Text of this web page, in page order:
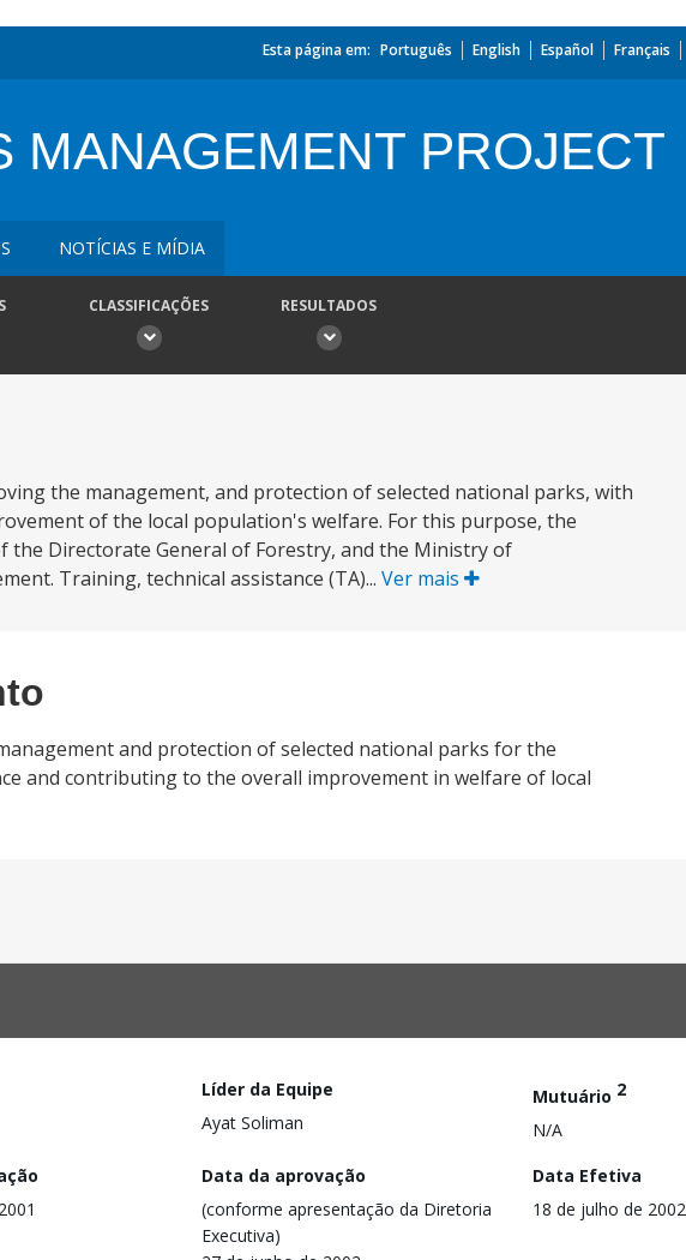
Esta página em: Português English Español Français
MANAGEMENT PROJECT
NOTÍCIAS E MÍDIA
CLASSIFICAÇÕES RESULTADOS
the management, and protection of selected national parks, with
of the local population's welfare. For this purpose, the
Directorate General of Forestry, and the Ministry of
Training, technical assistance (TA)... Ver mais
and protection of selected national parks for the
and contributing to the overall improvement in welfare of local
Líder da Equipe
Ayat Soliman
Mutuário 2
N/A
Data da aprovação
(conforme apresentação da Diretoria
Executiva)
Data Efetiva
18 de julho de 2002